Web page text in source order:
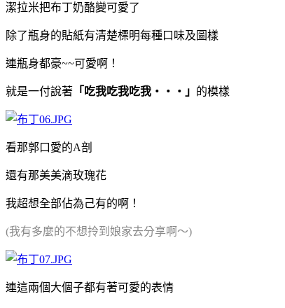
潔拉米把布丁奶酪變可愛了
除了瓶身的貼紙有清楚標明每種口味及圖樣
連瓶身都豪~~可愛啊！
就是一付說著 「吃我吃我吃我‧‧‧」 的模樣
看那郭口愛的A剖
還有那美美滴玫瑰花
我超想全部佔為己有的啊！
(我有多麼的不想拎到娘家去分享啊～)
連這兩個大個子都有著可愛的表情